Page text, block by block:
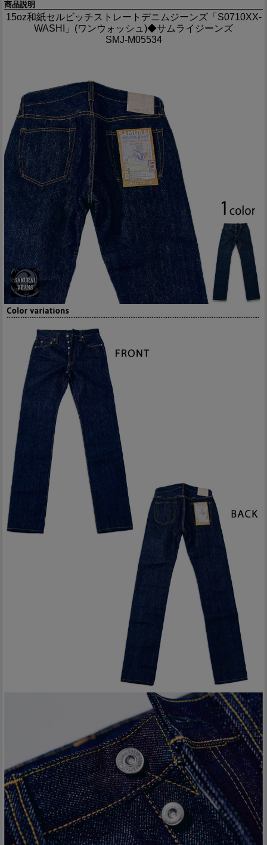
商品説明
15oz和紙セルビッチストレートデニムジーンズ「S0710XX-
WASHI」(ワンウォッシュ)◆サムライジーンズ
SMJ-M05534